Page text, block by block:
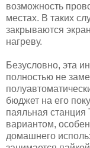
возможность
местах. В таких
закрываются
нагреву.
Безусловно, эта
полностью не
бюджет на его
паяльная станция
вариантом,
домашнего